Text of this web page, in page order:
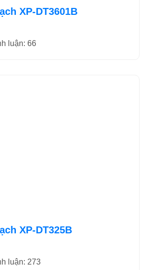
XP-DT3601B
luận: 66
XP-DT325B
luận: 273